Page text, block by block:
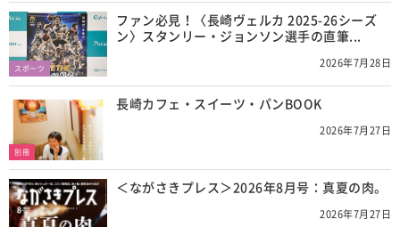
スポーツ
ファン必見！〈長崎ヴェルカ 2025-26シーズ
ン〉スタンリー・ジョンソン選手の直筆...
2026年7月28日
別冊
長崎カフェ・スイーツ・パンBOOK
2026年7月27日
＜ながさきプレス＞2026年8月号：真夏の肉。
2026年7月27日